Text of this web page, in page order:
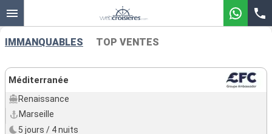
Nos destinations
Mois de départ
IMMANQUABLES TOP VENTES
Méditerranée
Renaissance
Marseille
5 jours / 4 nuits